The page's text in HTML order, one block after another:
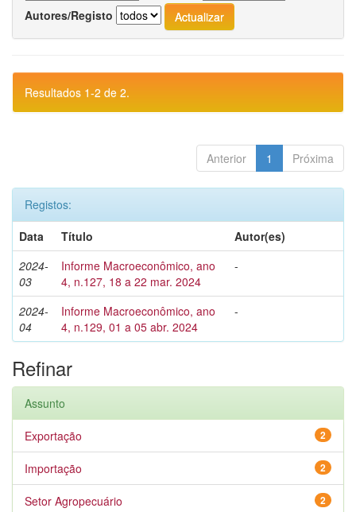
Autores/Registo
Resultados 1-2 de 2.
Anterior 1 Próxima
Registos:
Data
Título
Autor(es)
2024-
03
Informe Macroeconômico, ano
4, n.127, 18 a 22 mar. 2024
-
2024-
04
Informe Macroeconômico, ano
4, n.129, 01 a 05 abr. 2024
-
Refinar
Assunto
2
Exportação
2
Importação
2
Setor Agropecuário